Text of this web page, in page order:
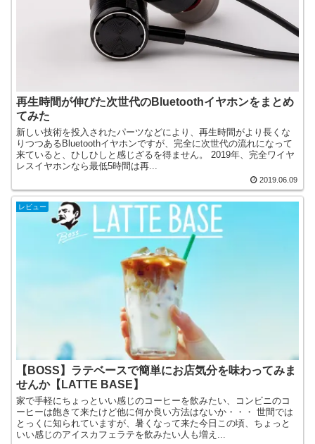
再生時間が伸びた次世代のBluetoothイヤホンをまとめ
てみた
新しい技術を投入されたパーツなどにより、再生時間がより長くな
りつつあるBluetoothイヤホンですが、完全に次世代の流れになって
来ていると、ひしひしと感じざるを得ません。 2019年、完全ワイヤ
レスイヤホンなら最低5時間は再...
2019.06.09
レビュー
【BOSS】ラテベースで簡単にお店気分を味わってみま
せんか【LATTE BASE】
家で手軽にちょっといい感じのコーヒーを飲みたい、コンビニのコ
ーヒーは飽きて来たけど他に何か良い方法はないか・・・ 世間では
とっくに知られていますが、暑くなって来た今日この頃、ちょっと
いい感じのアイスカフェラテを飲みたい人も増え...